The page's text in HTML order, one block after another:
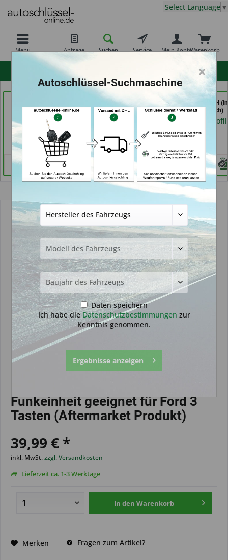
Menü Anfrage Suchen Service Warenkorb
Mein Konto
Select Language ▼
Schlüsseldienst GmbH
(in Freiburg)
Händlerprofil
AutoAufsperrer (in Bad
Arolsen)
Händlerprofil
Key Tec GmbH (in
Grevenbroich)
Händlerprofil
Funkeinheit geeignet für Ford 3
Tasten (Aftermarket Produkt)
39,99 € *
inkl. MwSt.zzgl. Versandkosten
Lieferzeit ca. 1-3 Werktage
In den Warenkorb
Merken Fragen zum Artikel?
×
Autoschlüssel-Suchmaschine
Daten speichern
Ich habe dieDatenschutzbestimmungen zur
Kenntnis genommen.
Ergebnisse anzeigen